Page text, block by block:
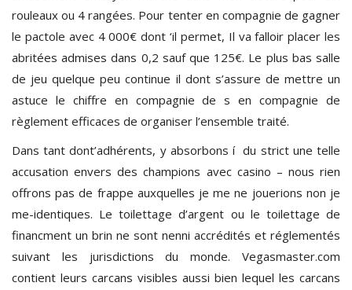
rouleaux ou 4 rangées. Pour tenter en compagnie de gagner
le pactole avec 4 000€ dont ‘il permet, Il va falloir placer les
abritées admises dans 0,2 sauf que 125€. Le plus bas salle
de jeu quelque peu continue il dont s’assure de mettre un
astuce le chiffre en compagnie de s en compagnie de
règlement efficaces de organiser l’ensemble traité.
Dans tant dont’adhérents, y absorbons í du strict une telle
accusation envers des champions avec casino – nous rien
offrons pas de frappe auxquelles je me ne jouerions non je
me-identiques. Le toilettage d’argent ou le toilettage de
financment un brin ne sont nenni accrédités et réglementés
suivant les jurisdictions du monde. Vegasmaster.com
contient leurs carcans visibles aussi bien lequel les carcans